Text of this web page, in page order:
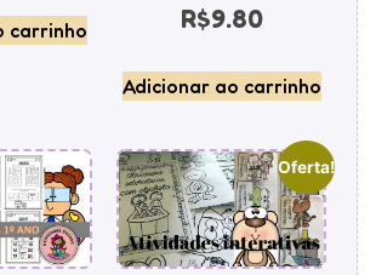
carrinho R$9.80
Adicionar ao carrinho
Oferta!